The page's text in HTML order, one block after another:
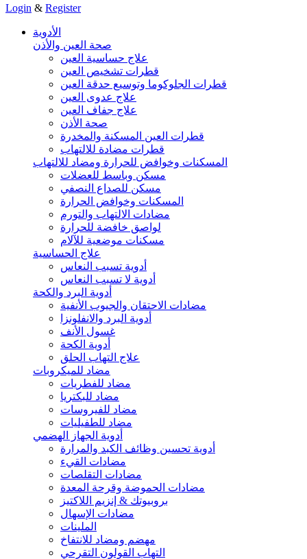
Login & Register
الأدوية
صحة العين والأذن
علاج حساسية العين
قطرات تشخيص العين
قطرات الجلوكوما وتوسيع حدقة العين
علاج عدوى العين
علاج جفاف العين
صحة الأذن
قطرات العين المسكنة والمخدرة
قطرات مضادة للالتهاب
المسكنات وخوافض للحرارة ومضاد للالتهاب
مسكن وباسط للعضلات
مسكن للصداع النصفي
المسكنات وخوافض الحرارة
مضادات الالتهاب والتورم
لواصق خافضة للحرارة
مسكنات موضعية للآلام
علاج الحساسية
أدوية تسبب النعاس
أدوية لا تسبب النعاس
أدوية البرد والكحة
مضادات الاحتقان والجيوب الأنفية
أدوية البرد والانفلونزا
غسول الأنف
أدوية الكحة
علاج التهاب الحلق
مضاد للميكروبات
مضاد للفطريات
مضاد للبكتريا
مضاد للفيروسات
مضاد للطفيليات
أدوية الجهاز الهضمي
أدوية تحسين وظائف الكبد والمرارة
مضادات القيء
مضادات التقلصات
مضادات الحموضة وقرحة المعدة
بروبيوتك & إنزيم اللاكتيز
مضادات الإسهال
الملينات
مهضم ومضاد للانتفاخ
التهاب القولون التقرحي